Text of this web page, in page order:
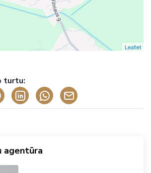
Leaflet
turtu:
agentūra